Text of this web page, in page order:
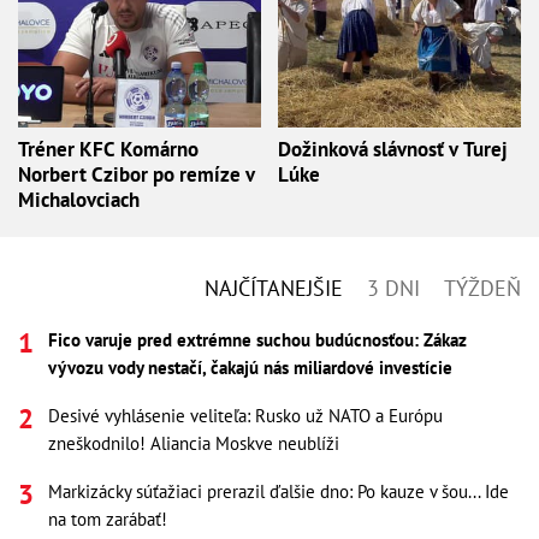
Tréner KFC Komárno
Norbert Czibor po remíze v
Michalovciach
Dožinková slávnosť v Turej
Lúke
NAJČÍTANEJŠIE 3 DNI TÝŽDEŇ
Fico varuje pred extrémne suchou budúcnosťou: Zákaz
vývozu vody nestačí, čakajú nás miliardové investície
Desivé vyhlásenie veliteľa: Rusko už NATO a Európu
zneškodnilo! Aliancia Moskve neublíži
Markizácky súťažiaci prerazil ďalšie dno: Po kauze v šou... Ide
na tom zarábať!